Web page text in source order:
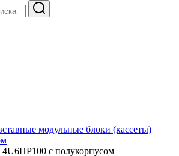
модульные блоки (кассеты)
с полукорпусом